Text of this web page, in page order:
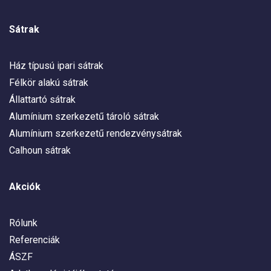
Sátrak
Ház típusú ipari sátrak
Félkör alakú sátrak
Állattartó sátrak
Alumínium szerkezetű tároló sátrak
Alumínium szerkezetű rendezvénysátrak
Calhoun sátrak
Akciók
Rólunk
Referenciák
ÁSZF